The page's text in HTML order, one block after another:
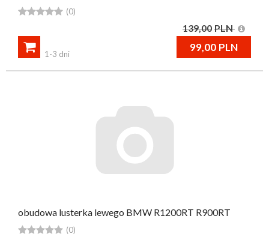
 (0)
139,00 PLN
99,00 PLN

1-3 dni
obudowa lusterka lewego BMW R1200RT R900RT
 (0)